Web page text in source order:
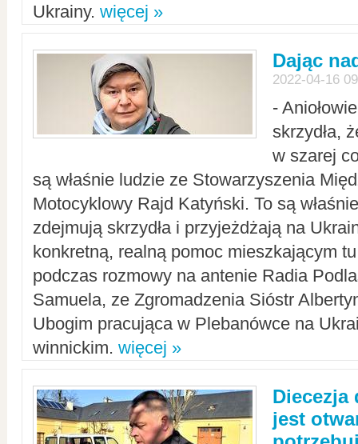
Ukrainy. więcej »
Dając
2022-04-16
-
skrzydła,
w szarej
są właśnie ludzie ze Stowarzyszenia
Motocyklowy Rajd Katyński. To są
zdejmują skrzydła i przyjeżdżają na
konkretną, realną pomoc mieszkającym
podczas rozmowy na antenie Radia
Samuela, ze Zgromadzenia Sióstr
Ubogim pracująca w Plebanówce na
winnickim. więcej »
Diecezja
jest